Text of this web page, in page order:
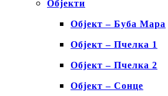
Објекти
Објект – Буба Мара
Објект – Пчелка 1
Објект – Пчелка 2
Објект – Сонце